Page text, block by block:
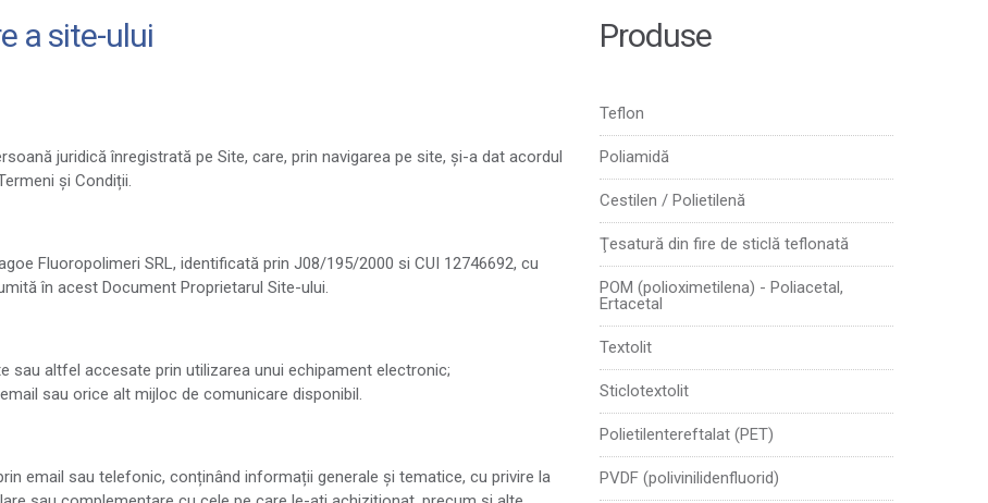
a site-ului
juridică înregistrată pe Site, care, prin navigarea pe site, și-a dat acordul
și Condiții.
Fluoropolimeri SRL, identificată prin J08/195/2000 si CUI 12746692, cu
în acest Document Proprietarul Site-ului.
sau altfel accesate prin utilizarea unui echipament electronic;
sau orice alt mijloc de comunicare disponibil.
email sau telefonic, conținând informații generale și tematice, cu privire la
Produse
Teflon
Poliamidă
Cestilen / Polietilenă
Ţesatură din fire de sticlă teflonată
POM (polioximetilena) - Poliacetal,
Ertacetal
Textolit
Sticlotextolit
Polietilentereftalat (PET)
PVDF (polivinilidenfluorid)